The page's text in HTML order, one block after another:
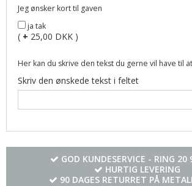
Jeg ønsker kort til gaven
ja tak
( + 25,00 DKK )
Her kan du skrive den tekst du gerne vil have til
Skriv den ønskede tekst i feltet
GOD KUNDESERVICE - RING 20
HURTIG LEVERING
90 DAGES RETURRET PÅ